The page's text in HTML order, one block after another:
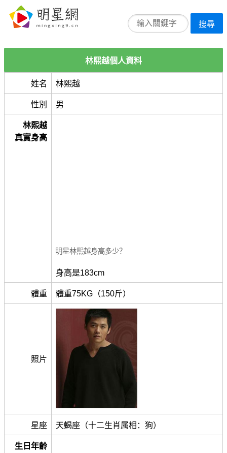
搜尋
林熙越個人資料
姓名 林熙越
性別 男
林熙越
真實身高
明星林熙越身高多少？
身高是183cm
體重 體重75KG（150斤）
照片
星座 天蝎座（十二生肖属相：狗）
生日年齡